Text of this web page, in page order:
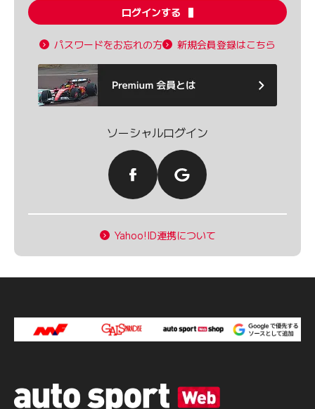
ログインする
パスワードをお忘れの方 新規会員登録はこちら
ソーシャルログイン
Yahoo!ID連携について